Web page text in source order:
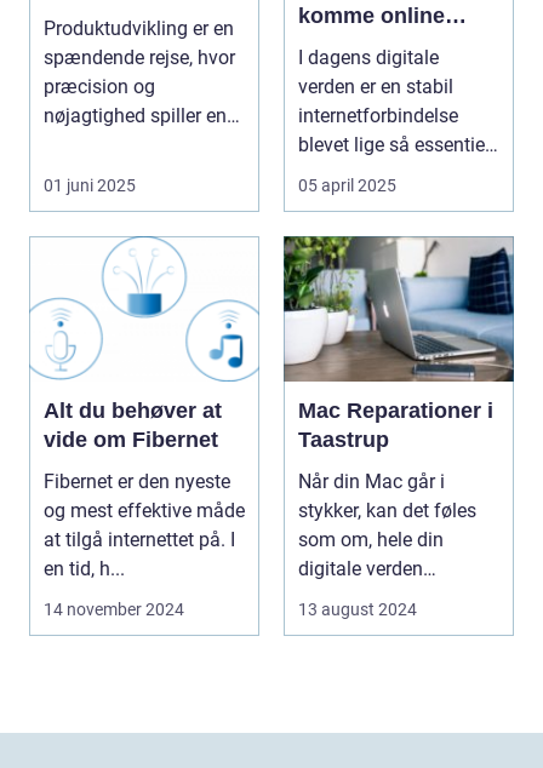
Produktudvikling er en
spændende rejse, hvor
præcision og
nøjagtighed spiller en
01 juni 2025
komme online
nemt og hurtigt
I dagens digitale
verden er en stabil
internetforbindelse
blevet lige så essentiel
som elektri...
05 april 2025
Alt du behøver at
vide om Fibernet
Fibernet er den nyeste
og mest effektive måde
at tilgå internettet på. I
en tid, h...
14 november 2024
Mac Reparationer i
Taastrup
Når din Mac går i
stykker, kan det føles
som om, hele din
digitale verden
13 august 2024